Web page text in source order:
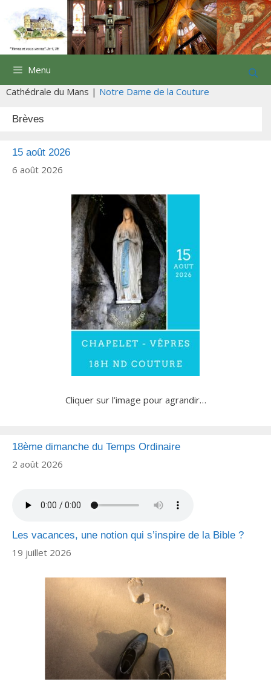
contenu
Menu
Cathédrale du Mans | Notre Dame de la Couture
Brèves
15 août 2026
6 août 2026
Cliquer sur l’image pour agrandir…
18ème dimanche du Temps Ordinaire
2 août 2026
Les vacances, une notion qui s’inspire de la Bible ?
19 juillet 2026